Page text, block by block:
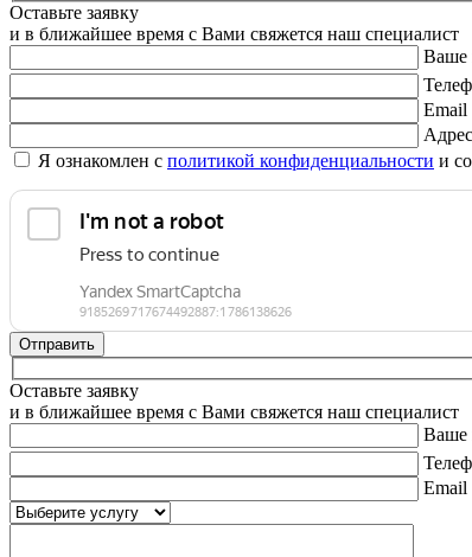
Оставьте заявку
и в ближайшее время с Вами свяжется наш специалист
Ваше
Email
Я ознакомлен с политикой конфиденциальности и
Оставьте заявку
и в ближайшее время с Вами свяжется наш специалист
Ваше
Email